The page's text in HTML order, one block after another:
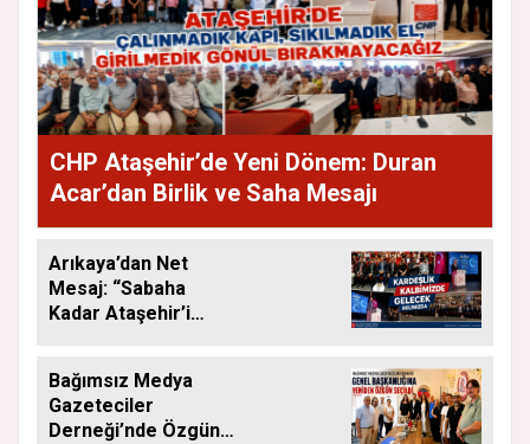
CHP Ataşehir’de Yeni Dönem: Duran
Acar’dan Birlik ve Saha Mesajı
Arıkaya’dan Net
Mesaj: “Sabaha
Kadar Ataşehir’i
Bağımsız Medya
Gazeteciler
Derneği’nde Özgün